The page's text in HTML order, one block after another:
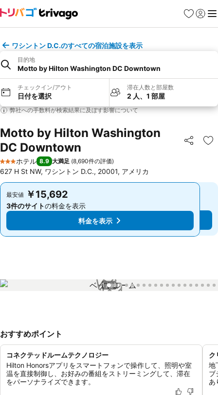
お気に入り
ログイ
メ
ワシントン D.C.のすべての宿泊施設を表示
目的地
Motto by Hilton Washington DC Downtown
チェックイン/アウト
日付を選択
滞在人数と部屋数
2 人、1 部屋
弊社への手数料が検索結果に及ぼす影響について
Motto by Hilton Washington
DC Downtown
シェア お
3 ホテルのランク
ホテル 8.9 大満足 (8,690件の評価)
627 H St NW, ワシントン D.C., 20001, アメリカ
最安値 ￥15,692
3件のサイトの料金を表示
料金を表示
最安値 ￥15,692
3件のサイトの料金を表示
料金を表示
1 / 86
おすすめポイント
コネクテッドルームテクノロジー
Hilton Honorsアプリをスマートフォンで操作して、照明や室
温を直接制御し、お好みの番組をストリーミングして、滞在
をパーソナライズできます。
ク
地
ブ
あ